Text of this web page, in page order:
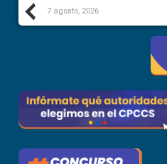
Previous
7 agosto, 2026